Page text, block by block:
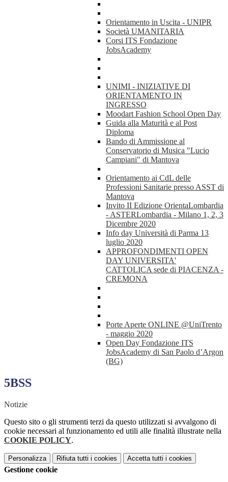
Orientamento in Uscita - UNIPR
Società UMANITARIA
Corsi ITS Fondazione
JobsAcademy
UNIMI - INIZIATIVE DI
ORIENTAMENTO IN
INGRESSO
Moodart Fashion School Open Day
Guida alla Maturità e al Post
Diploma
Bando di Ammissione al
Conservatorio di Musica "Lucio
Campiani" di Mantova
Orientamento ai CdL delle
Professioni Sanitarie presso ASST di
Mantova
Invito II Edizione OrientaLombardia
- ASTERLombardia - Milano 1, 2, 3
Dicembre 2020
Info day Università di Parma 13
luglio 2020
APPROFONDIMENTI OPEN
DAY UNIVERSITA'
CATTOLICA sede di PIACENZA -
CREMONA
Porte Aperte ONLINE @UniTrento
- maggio 2020
Open Day Fondazione ITS
JobsAcademy di San Paolo d’Argon
(BG)
5BSS
Notizie
Questo sito o gli strumenti terzi da questo utilizzati si avvalgono di
cookie necessari al funzionamento ed utili alle finalità illustrate nella
COOKIE POLICY.
Personalizza Rifiuta tutti i cookies Accetta tutti i cookies
Gestione cookie